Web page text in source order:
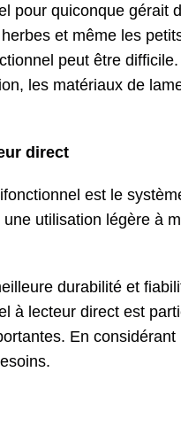
pour quiconque gérait
et même les
peut être
les matériaux de
direct
est le
utilisation légère à
durabilité et
à lecteur direct est
En